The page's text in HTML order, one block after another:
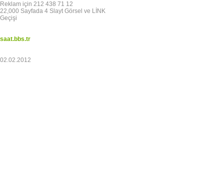
Reklam için 212 438 71 12
22,000 Sayfada 4 Slayt Görsel ve LİNK
Geçişi
saat.bbs.tr
02.02.2012